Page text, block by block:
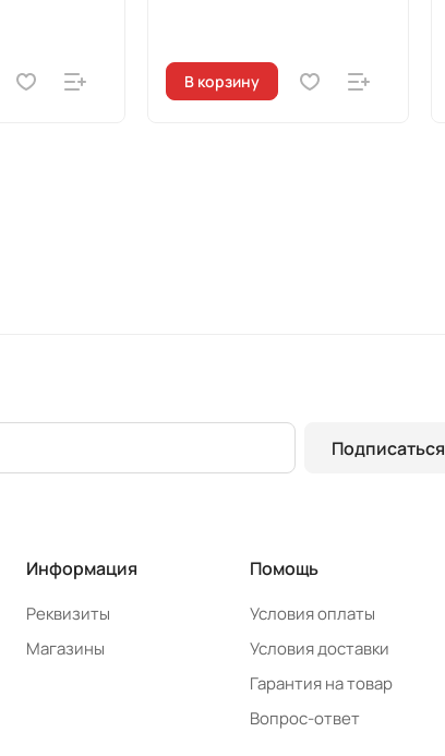
В корзину
Подписаться
Информация
Реквизиты
Магазины
Помощь
Условия оплаты
Условия доставки
Гарантия на товар
Вопрос-ответ